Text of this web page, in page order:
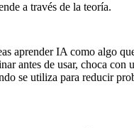
a través de la teoría.
aprender IA como algo
antes de usar, choca con
se utiliza para reducir